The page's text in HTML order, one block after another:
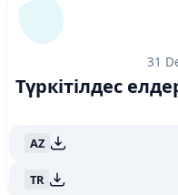
31
Түркітілдес
AZ
TR